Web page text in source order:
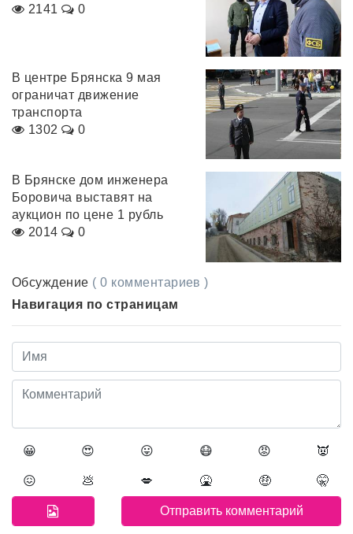
2141
0
В центре Брянска 9 мая
ограничат движение
транспорта
1302
0
В Брянске дом инженера
Боровича выставят на
аукцион по цене 1 рубль
2014
0
Обсуждение ( 0 комментариев )
Навигация по страницам
😀 😍 😛 😷 😡 👿
😖 💩 💋 🤮 🤑 🤫